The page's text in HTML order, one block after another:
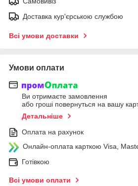
Доставка кур'єрською службою
Всі умови доставки
Умови оплати
Ви отримаєте замовлення
або гроші повернуться на вашу
Детальніше
Оплата на рахунок
Онлайн-оплата карткою Visa,
Готівкою
Всі умови оплати